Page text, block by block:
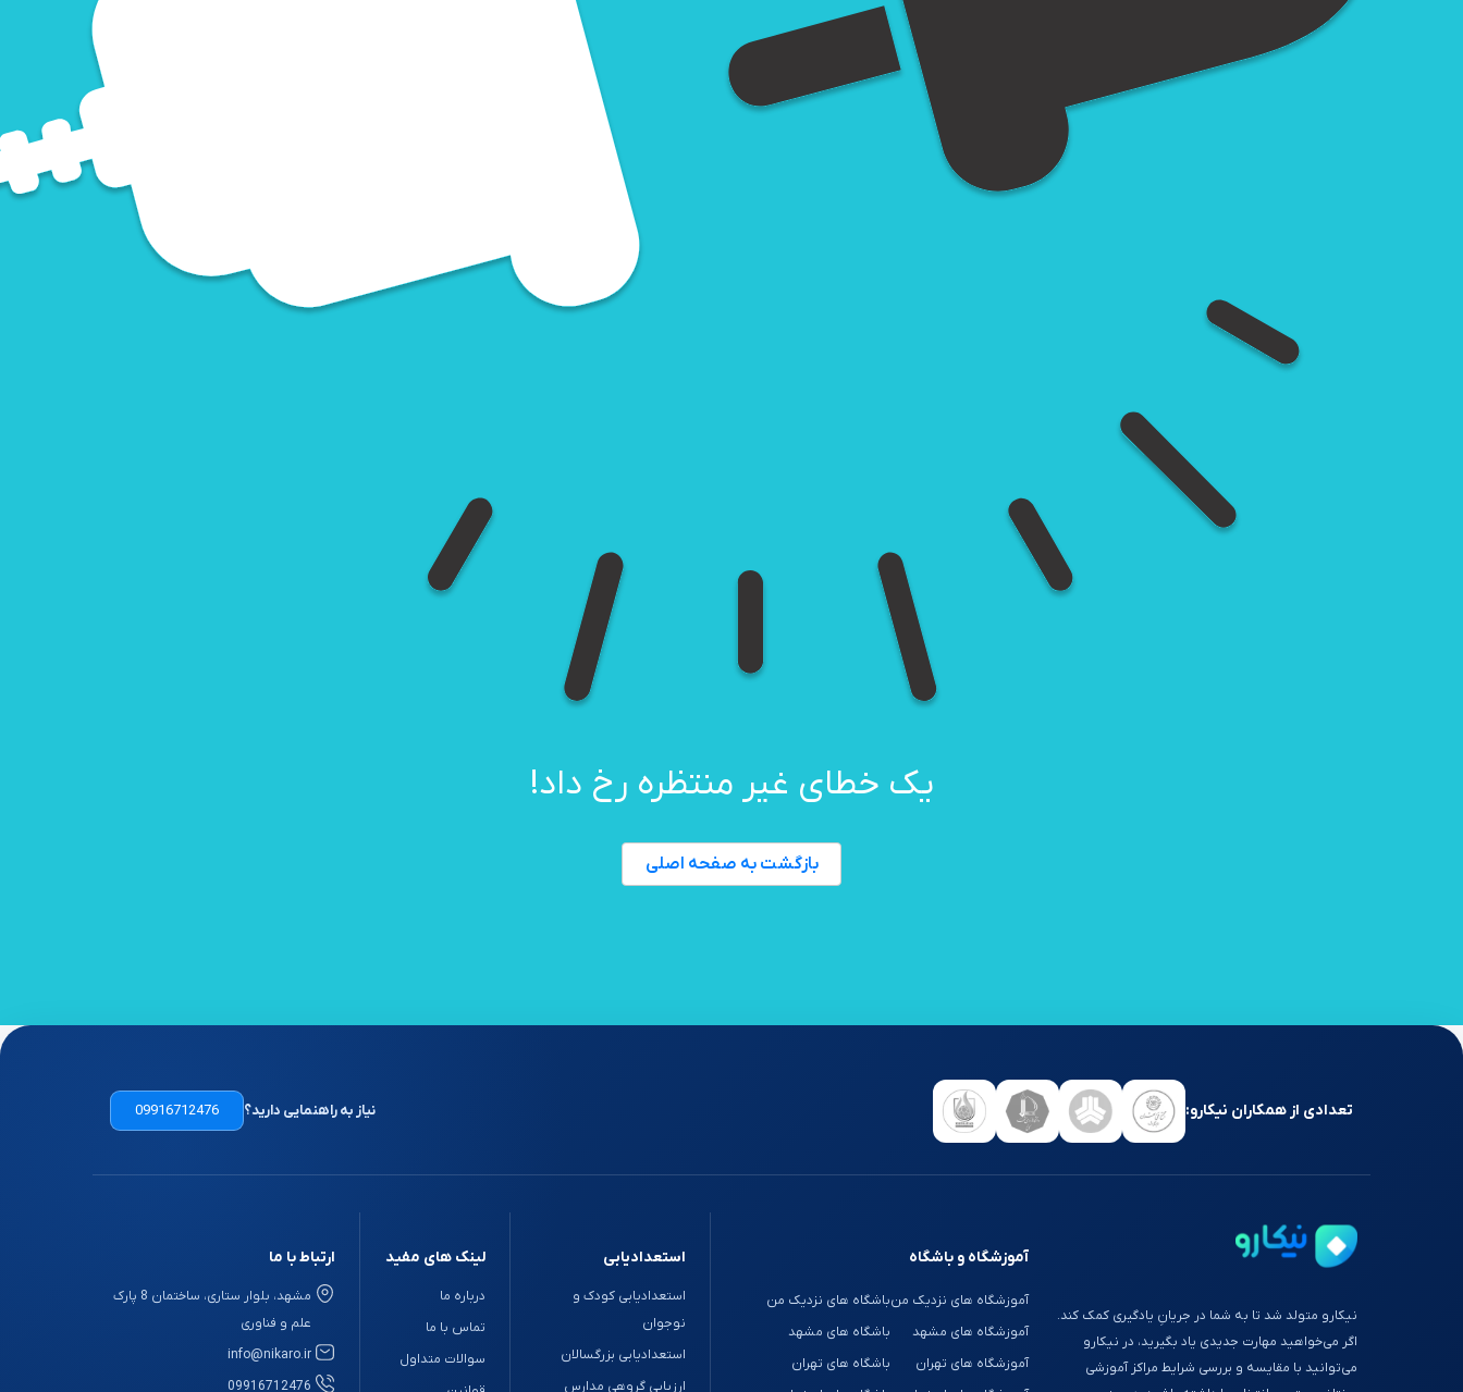
یک خطای غیر منتظره رخ داد!
بازگشت به صفحه اصلی
تعدادی از همکاران نیکارو: نیاز به راهنمایی دارید؟ 09916712476
نیکارو متولد شد تا به شما در جریانِ یادگیری کمک کند.
اگر می‌خواهید مهارت جدیدی یاد بگیرید، در نیکارو
می‌توانید با مقایسه و بررسی شرایط مراکز آموزشی
آموزشگاه و باشگاه
آموزشگاه های نزدیک من
آموزشگاه های مشهد
آموزشگاه های تهران
باشگاه های نزدیک من
باشگاه های مشهد
باشگاه های تهران
استعدادیابی
استعدادیابی کودک و
نوجوان
استعدادیابی بزرگسالان
ارزیابی گروهی مدارس
لینک های مفید
درباره ما
تماس با ما
سوالات متداول
ارتباط با ما
مشهد، بلوار ستاری، ساختمان 8 پارک
علم و فناوری
info@nikaro.ir
09916712476